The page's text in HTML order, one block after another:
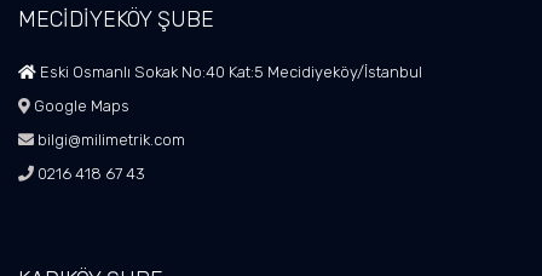
MECİDİYEKÖY ŞUBE
Eski Osmanlı Sokak No:40 Kat:5 Mecidiyeköy/İstanbul
Google Maps
bilgi@milimetrik.com
0216 418 67 43